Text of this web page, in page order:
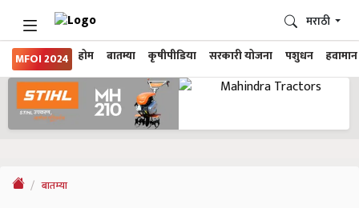
MFOI 2024 होम बातम्या कृषीपीडिया सरकारी योजना पशुधन हवामान
मराठी
बातम्या